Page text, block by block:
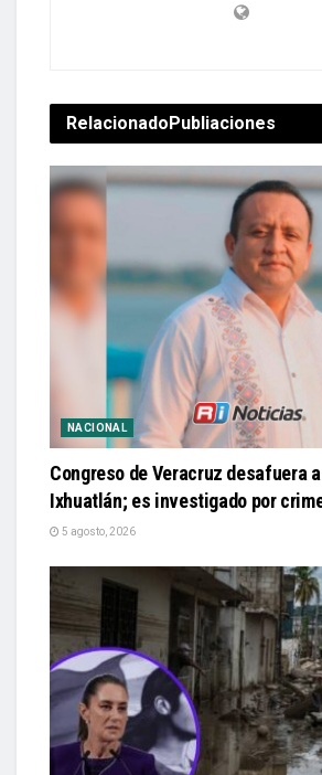
Relacionado Publiaciones
NACIONAL
Congreso de Veracruz desafuera
Ixhuatlán; es investigado por
5 agosto, 2026